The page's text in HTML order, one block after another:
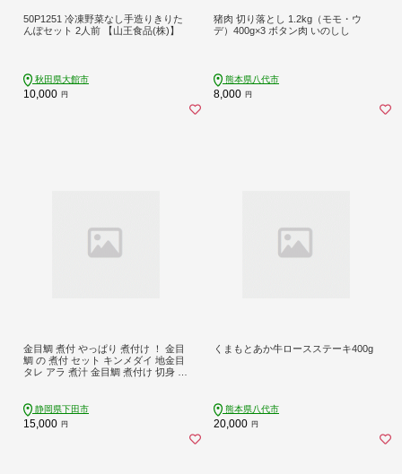
50P1251 冷凍野菜なし手造りきりた
んぽセット 2人前 【山王食品(株)】
秋田県大館市
10,000 円
猪肉 切り落とし 1.2kg（モモ・ウ
デ）400g×3 ボタン肉 いのしし
熊本県八代市
8,000 円
金目鯛 煮付 やっぱり 煮付け ！ 金目
鯛 の 煮付 セット キンメダイ 地金目
タレ アラ 煮汁 金目鯛 煮付け 切身 切
渡辺水産 PTS020-00040
静岡県下田市
15,000 円
くまもとあか牛ロースステーキ400g
熊本県八代市
20,000 円